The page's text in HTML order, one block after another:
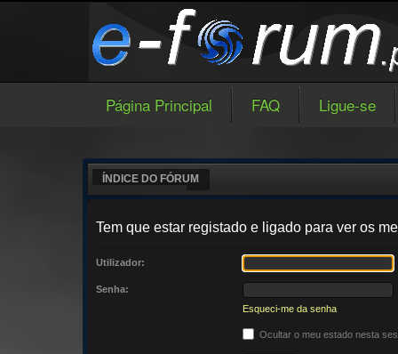
Página Principal FAQ Ligue-se
ÍNDICE DO FÓRUM
Tem que estar registado e ligado para ver os
Utilizador:
Senha:
Esqueci-me da senha
Ocultar o meu estado nesta